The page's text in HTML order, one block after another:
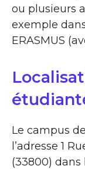
ou plusieurs
exemple
ERASMUS
Le campus
l’adresse 1
(33800)